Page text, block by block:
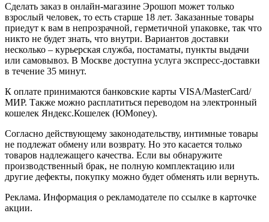
Сделать заказ в онлайн-магазине Эрошоп может только
взрослый человек, то есть старше 18 лет. Заказанные товары
приедут к вам в непрозрачной, герметичной упаковке, так что
никто не будет знать, что внутри. Вариантов доставки
несколько – курьерская служба, постаматы, пункты выдачи
или самовывоз. В Москве доступна услуга экспресс-доставки
в течение 35 минут.
К оплате принимаются банковские карты VISA/MasterCard/
МИР. Также можно расплатиться переводом на электронный
кошелек Яндекс.Кошелек (ЮMoney).
Согласно действующему законодательству, интимные товары
не подлежат обмену или возврату. Но это касается только
товаров надлежащего качества. Если вы обнаружите
производственный брак, не полную комплектацию или
другие дефекты, покупку можно будет обменять или вернуть.
Реклама. Информация о рекламодателе по ссылке в карточке
акции.